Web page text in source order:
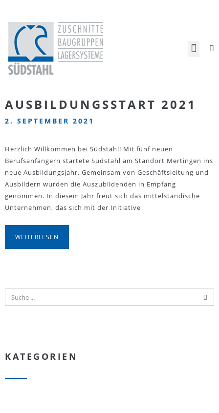
AUSBILDUNGSSTART 2021
2. SEPTEMBER 2021
Herzlich Willkommen bei Südstahl! Mit fünf neuen
Berufsanfängern startete Südstahl am Standort Mertingen ins
neue Ausbildungsjahr. Gemeinsam von Geschäftsleitung und
Ausbildern wurden die Auszubildenden in Empfang
genommen. In diesem Jahr freut sich das mittelständische
Unternehmen, das sich mit der Initiative
WEITERLESEN
KATEGORIEN